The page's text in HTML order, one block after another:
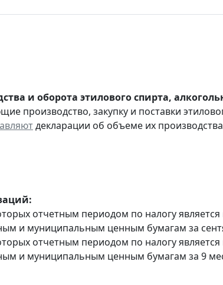
и оборота этилового спирта,
производство, закупку и поставки
декларации об объеме их
отчетным периодом по налогу является
и муниципальным ценным бумагам за
отчетным периодом по налогу является
и муниципальным ценным бумагам за 9